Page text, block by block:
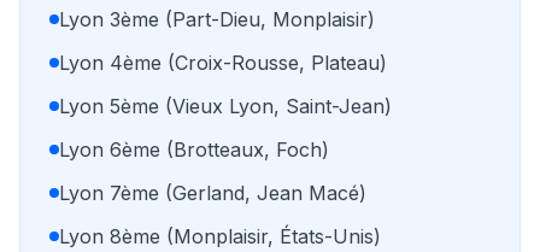
Lyon 3ème (Part-Dieu, Monplaisir)
Lyon 4ème (Croix-Rousse, Plateau)
Lyon 5ème (Vieux Lyon, Saint-Jean)
Lyon 6ème (Brotteaux, Foch)
Lyon 7ème (Gerland, Jean Macé)
Lyon 8ème (Monplaisir, États-Unis)